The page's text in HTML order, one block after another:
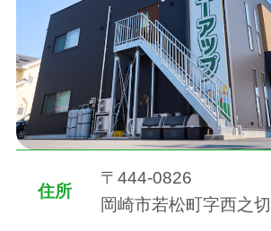
住所
〒444-0826
岡崎市若松町字西之